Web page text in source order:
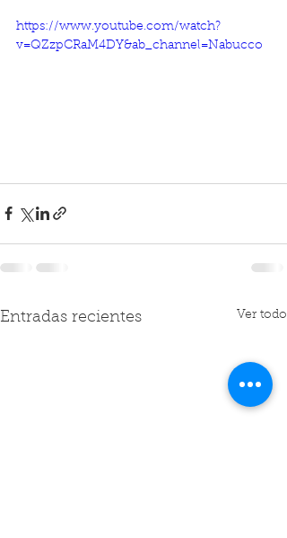
https://www.youtube.com/watch?
v=QZzpCRaM4DY&ab_channel=Nabucco
Entradas recientes Ver todo